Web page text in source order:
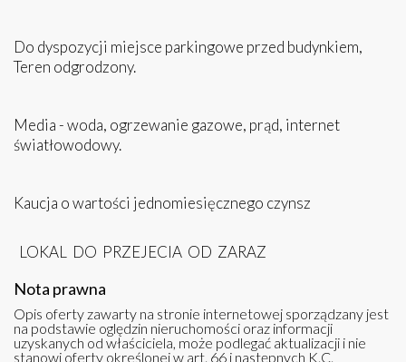
Do dyspozycji miejsce parkingowe przed budynkiem,
Teren odgrodzony.
Media - woda, ogrzewanie gazowe, prąd, internet
światłowodowy.
Kaucja o wartości jednomiesięcznego czynsz
LOKAL DO PRZEJECIA OD ZARAZ
Nota prawna
Opis oferty zawarty na stronie internetowej sporządzany jest
na podstawie oględzin nieruchomości oraz informacji
uzyskanych od właściciela, może podlegać aktualizacji i nie
stanowi oferty określonej w art. 66 i następnych K.C.